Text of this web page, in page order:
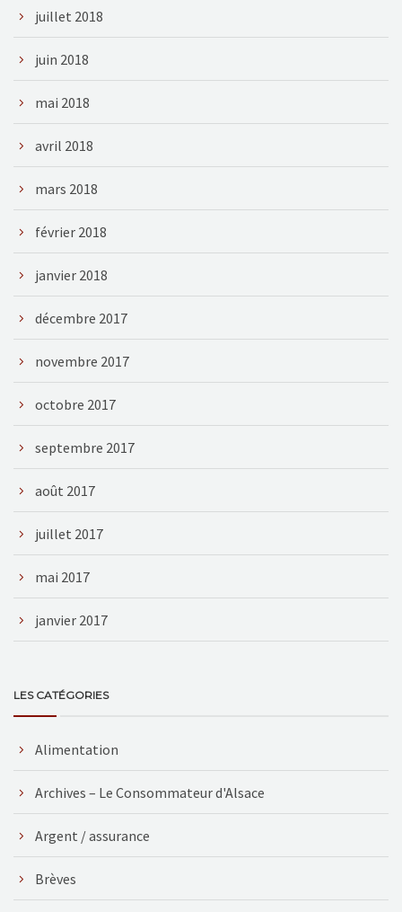
juillet 2018
juin 2018
mai 2018
avril 2018
mars 2018
février 2018
janvier 2018
décembre 2017
novembre 2017
octobre 2017
septembre 2017
août 2017
juillet 2017
mai 2017
janvier 2017
LES CATÉGORIES
Alimentation
Archives – Le Consommateur d'Alsace
Argent / assurance
Brèves